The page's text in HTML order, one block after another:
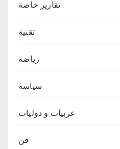
تقارير خاصة
تقنية
رياضة
سياسة
عربيات و دوليات
فن